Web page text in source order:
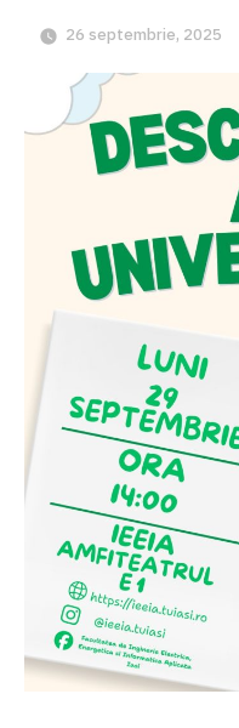
26 septembrie, 2025